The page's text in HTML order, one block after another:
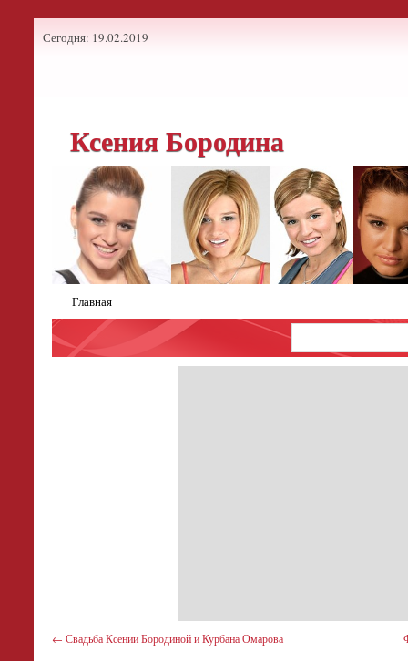
Сегодня: 19.02.2019
Ксения Бородина
Главная
← Свадьба Ксении Бородиной и Курбана Омарова